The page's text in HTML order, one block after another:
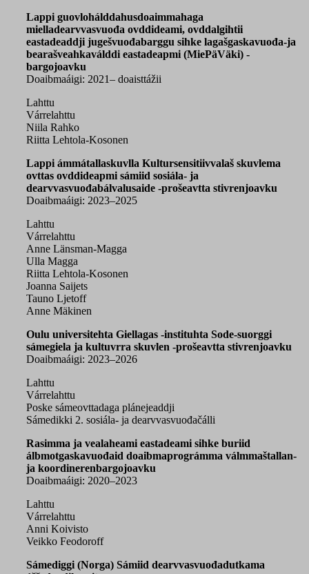
Lappi guovlohálddahusdoaimmahaga
mielladearvvasvuođa ovddideami, ovddalgihtii
eastadeaddji jugešvuođabarggu sihke lagašgaskavuođa-ja
bearašveahkaválddi eastadeapmi (MiePäVäki) -
bargojoavku
Doaibmaáigi: 2021– doaisttážii
Lahttu
Várrelahttu
Niila Rahko
Riitta Lehtola-Kosonen
Lappi ámmátallaskuvlla Kultursensitiivvalaš skuvlema
ovttas ovddideapmi sámiid sosiála- ja
dearvvasvuođabálvalusaide -prošeavtta stivrenjoavku
Doaibmaáigi: 2023–2025
Lahttu
Várrelahttu
Anne Länsman-Magga
Ulla Magga
Riitta Lehtola-Kosonen
Joanna Saijets
Tauno Ljetoff
Anne Mäkinen
Oulu universitehta Giellagas -instituhta Sode-suorggi
sámegiela ja kultuvrra skuvlen -prošeavtta stivrenjoavku
Doaibmaáigi: 2023–2026
Lahttu
Várrelahttu
Poske sámeovttadaga plánejeaddji
Sámedikki 2. sosiála- ja dearvvasvuođačálli
Rasimma ja vealaheami eastadeami sihke buriid
álbmotgaskavuođaid doaibmaprográmma válmmaštallan-
ja koordinerenbargojoavku
Doaibmaáigi: 2020–2023
Lahttu
Várrelahttu
Anni Koivisto
Veikko Feodoroff
Sámediggi (Norga) Sámiid dearvvasvuođadutkama